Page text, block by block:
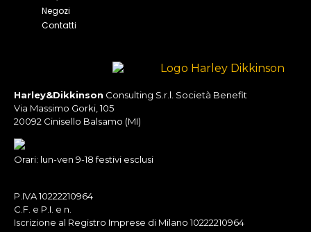
Negozi
Contatti
Harley&Dikkinson Consulting S.r.l. Società Benefit
Via Massimo Gorki, 105
20092 Cinisello Balsamo (MI)
Orari: lun-ven 9-18 festivi esclusi
P.IVA 10222210964
C.F. e P.I. e n.
Iscrizione al Registro Imprese di Milano 10222210964